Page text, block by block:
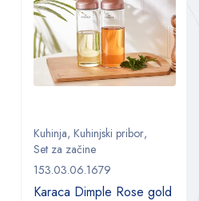
Kuhinja, Kuhinjski pribor,
Set za začine
153.03.06.1679
Karaca Dimple Rose gold